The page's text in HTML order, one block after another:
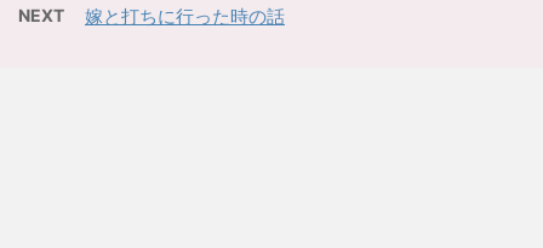
NEXT 嫁と打ちに行った時の話